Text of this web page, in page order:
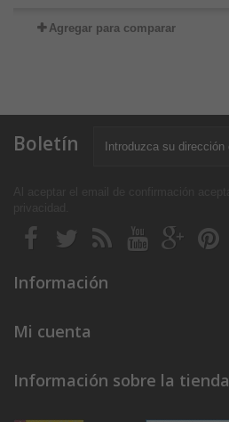
Agregar para comparar
Boletín
Información
Mi cuenta
Información sobre la tienda